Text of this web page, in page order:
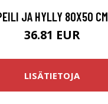
JA HYLLY 80X50 CM
36.81 EUR
LISÄTIETOJA